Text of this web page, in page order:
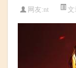
网友:nt